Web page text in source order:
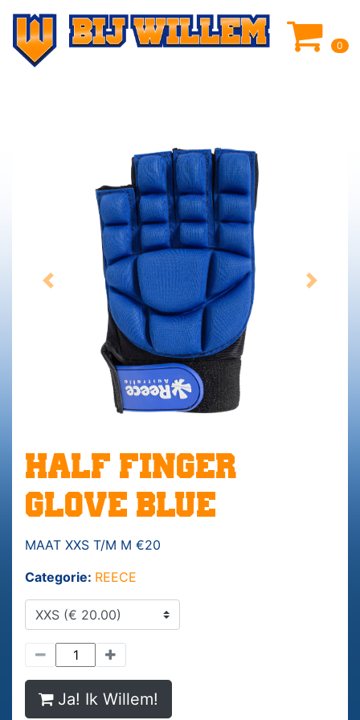
0
Previous Next
HALF FINGER
GLOVE BLUE
MAAT XXS T/M M €20
Categorie: REECE
Ja! Ik Willem!